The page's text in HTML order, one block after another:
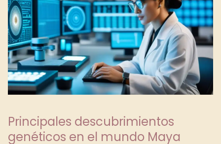
Principales descubrimientos
genéticos en el mundo Maya